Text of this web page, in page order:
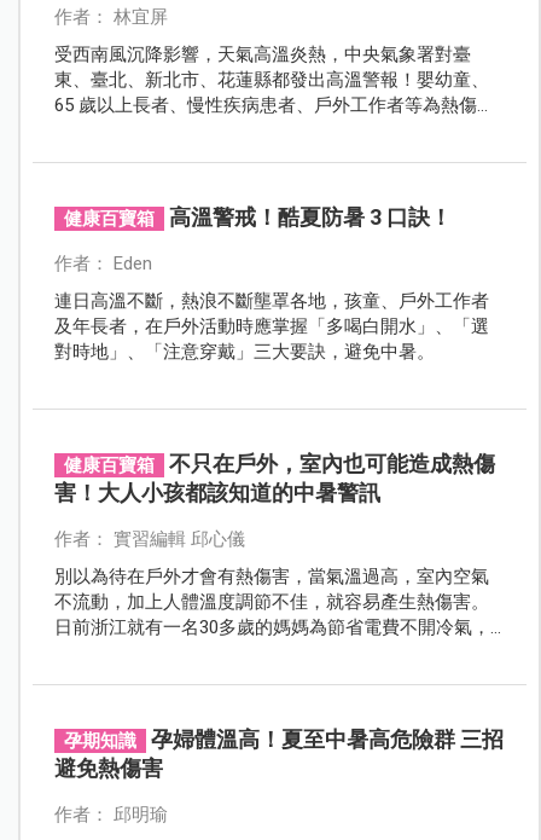
作者： 林宜屏
受西南風沉降影響，天氣高溫炎熱，中央氣象署對臺
東、臺北、新北市、花蓮縣都發出高溫警報！嬰幼童、
65 歲以上長者、慢性疾病患者、戶外工作者等為熱傷害
健康百寶箱 高溫警戒！酷夏防暑 3 口訣！
作者： Eden
連日高溫不斷，熱浪不斷壟罩各地，孩童、戶外工作者
及年長者，在戶外活動時應掌握「多喝白開水」、「選
對時地」、「注意穿戴」三大要訣，避免中暑。
健康百寶箱
不只在戶外，室內也可能造成熱傷
害！大人小孩都該知道的中暑警訊
作者： 實習編輯 邱心儀
別以為待在戶外才會有熱傷害，當氣溫過高，室內空氣
不流動，加上人體溫度調節不佳，就容易產生熱傷害。
日前浙江就有一名30多歲的媽媽為節省電費不開冷氣，
孕期知識
孕婦體溫高！夏至中暑高危險群 三招
避免熱傷害
作者： 邱明瑜